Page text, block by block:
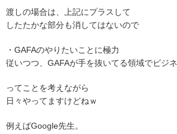
渡しの場合は、上記にプラスして
したたかな部分も消してはないので
・GAFAのやりたいことに極力
従いつつ、GAFAが手を抜いてる領域でビジ
ってことを考えながら
日々やってますけどねｗ
例えばGoogle先生。